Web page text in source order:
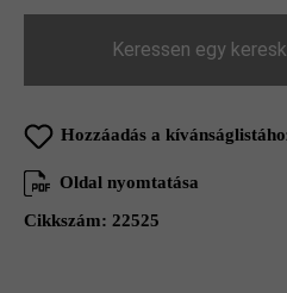
Keressen egy
Hozzáadás a
Oldal nyomtatása
Cikkszám: 22525